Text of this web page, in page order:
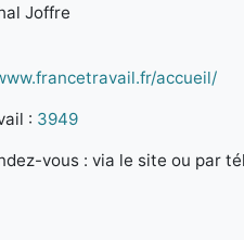
Joffre
accueil/
: 3949
vous : via le site ou par